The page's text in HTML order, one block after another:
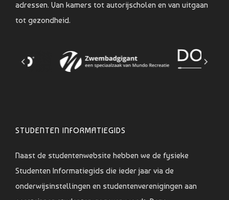
adressen. Van kamers tot autorijscholen en van uitgaan
tot gezondheid.
STUDENTEN INFORMATIEGIDS
Naast de studentenwebsite hebben we de fysieke
Studenten Informatiegids die ieder jaar via de
onderwijsinstellingen en studentenverenigingen aan